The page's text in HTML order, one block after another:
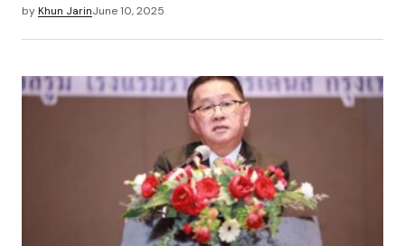
byKhun JarinJune 10, 2025